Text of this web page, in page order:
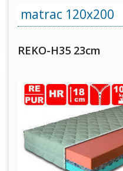
matrac 120x200
REKO-H35 23cm